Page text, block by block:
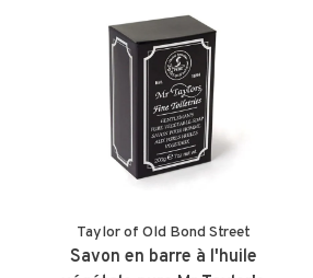
Taylor of Old Bond Street
Savon en barre à l'huile